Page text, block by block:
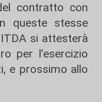
contratto con
queste stesse
si attesterà
per l’esercizio
e prossimo allo